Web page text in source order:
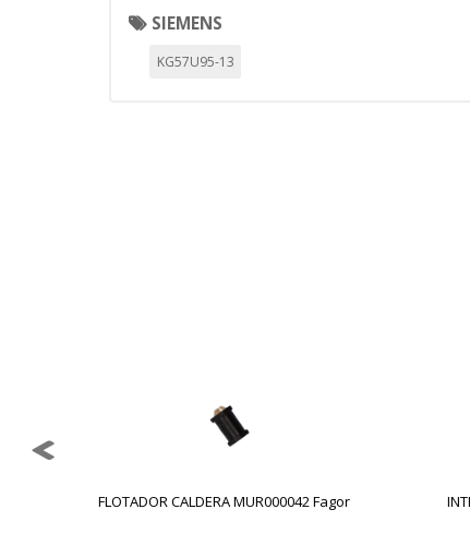
SIEMENS
KG57U95-13
FLOTADOR CALDERA MUR000042 Fagor